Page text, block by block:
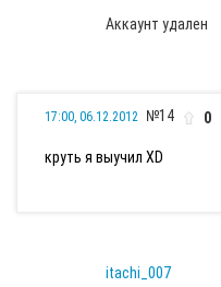
Аккаунт удален
17:00, 06.12.2012 №14 0
круть я выучил ХD
itachi_007